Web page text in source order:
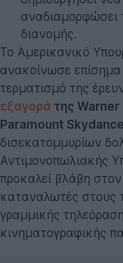
αναδιαμορφώσει
διανομής.
Το Αμερικανικό
ανακοίνωσε επίσημα
τερματισμό της
εξαγορά της
Paramount Skydance
δισεκατομμυρίων
Αντιμονοπωλιακής
προκαλεί βλάβη
καταναλωτές στους
γραμμικής
κινηματογραφικής